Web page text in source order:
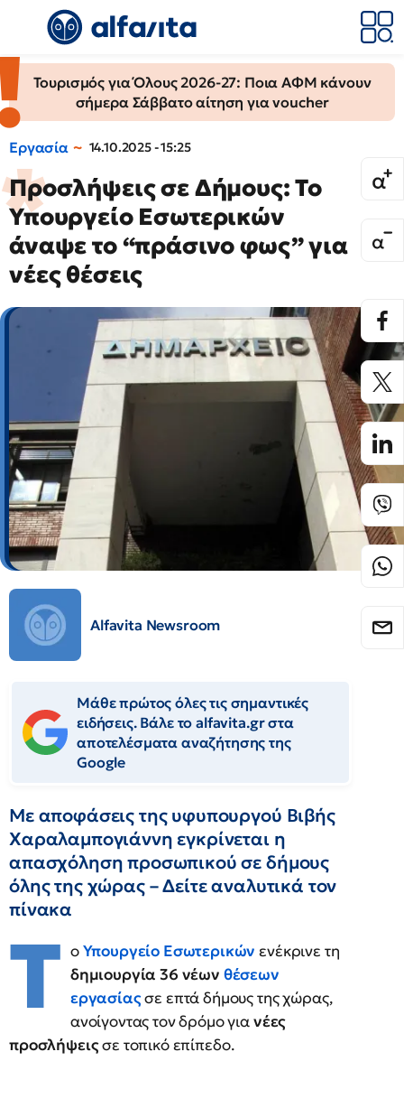
Τουρισμός για Όλους 2026-27: Ποια ΑΦΜ κάνουν
σήμερα Σάββατο αίτηση για voucher
Εργασία 14.10.2025 - 15:25
Προσλήψεις σε Δήμους: Το
Υπουργείο Εσωτερικών
άναψε το “πράσινο φως” για
νέες θέσεις
Alfavita Newsroom
Μάθε πρώτος όλες τις σημαντικές
ειδήσεις. Βάλε το alfavita.gr στα
αποτελέσματα αναζήτησης της
Google
Με αποφάσεις της υφυπουργού Βιβής
Χαραλαμπογιάννη εγκρίνεται η
απασχόληση προσωπικού σε δήμους
όλης της χώρας – Δείτε αναλυτικά τον
πίνακα
Τ οΥπουργείο Εσωτερικών ενέκρινε τη
δημιουργία 36 νέων θέσεων
εργασίαςσε επτά δήμους της χώρας,
ανοίγοντας τον δρόμο γιανέες
προσλήψειςσε τοπικό επίπεδο.